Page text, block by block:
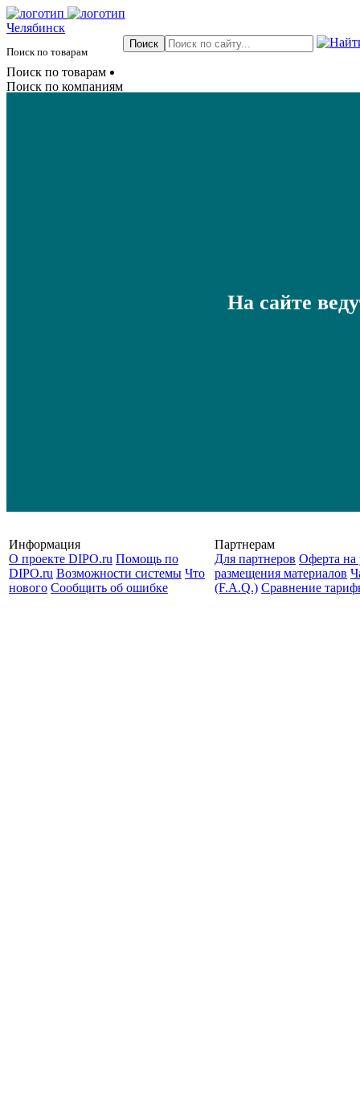
Челябинск
Поиск по товарам
Поиск по товарам
Поиск по компаниям
На сайте
Информация
О проекте DIPO.ru Помощь по
DIPO.ru Возможности системы Что
нового Сообщить об ошибке
Партнерам
Для партнеров Оферта на
размещения материалов
(F.A.Q.) Cравнение